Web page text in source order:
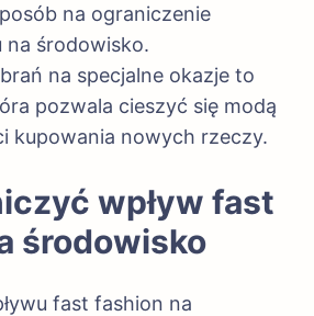
na ograniczenie
na środowisko.
na specjalne okazje to
pozwala cieszyć się modą
kupowania nowych rzeczy.
wpływ fast
środowisko
fast fashion na